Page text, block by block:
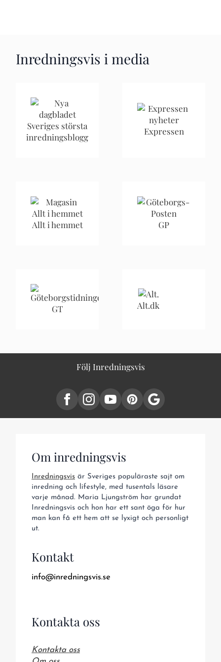
Inredningsvis i media
Sveriges största
inredningsblogg
Expressen
Allt i hemmet GP
GT Alt.dk
Följ Inredningsvis
Om inredningsvis
Inredningsvis är Sveriges populäraste sajt om
inredning och lifestyle, med tusentals läsare
varje månad. Maria Ljungström har grundat
Inredningsvis och hon har ett sant öga för hur
man kan få ett hem att se lyxigt och personligt
ut.
Kontakt
info@inredningsvis.se
Kontakta oss
Kontakta oss